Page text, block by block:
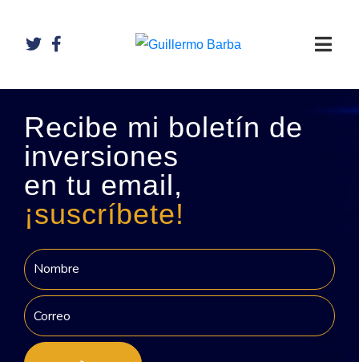
Recibe mi boletín de
inversiones
en tu email,
¡suscríbete!